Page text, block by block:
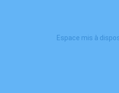
Espace mis à